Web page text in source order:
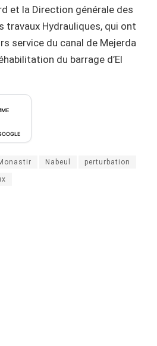
et la Direction générale des
travaux Hydrauliques, qui ont
service du canal de Mejerda
du barrage d’El
Nabeul perturbation